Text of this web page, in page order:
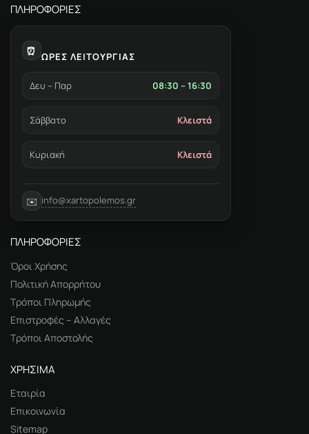
ΠΛΗΡΟΦΟΡΙΕΣ
⏰ ΩΡΕΣ ΛΕΙΤΟΥΡΓΙΑΣ
Δευ – Παρ 08:30 – 16:30
Σάββατο Κλειστά
Κυριακή Κλειστά
✉️ info@xartopolemos.gr
ΠΛΗΡΟΦΟΡΙΕΣ
Όροι Χρήσης
Πολιτική Απορρήτου
Τρόποι Πληρωμής
Επιστροφές – Αλλαγές
Τρόποι Αποστολής
ΧΡΗΣΙΜΑ
Εταιρία
Επικοινωνία
Sitemap